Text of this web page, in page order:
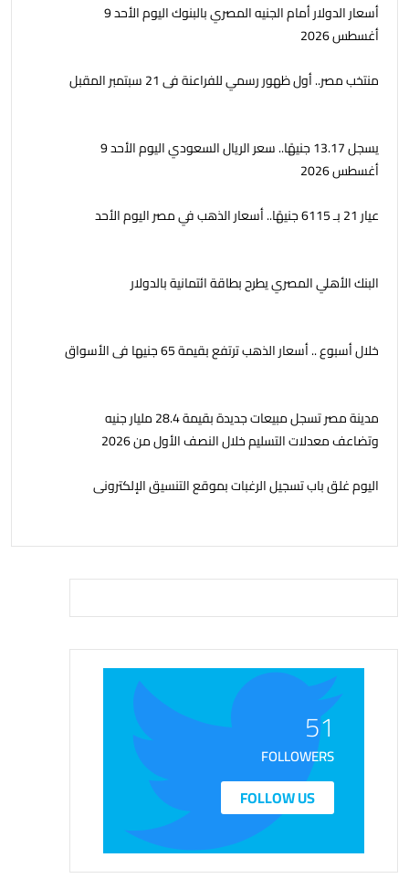
أسعار الدولار أمام الجنيه المصري بالبنوك اليوم الأحد 9
أغسطس 2026
منتخب مصر.. أول ظهور رسمي للفراعنة فى 21 سبتمبر المقبل
يسجل 13.17 جنيهًا.. سعر الريال السعودي اليوم الأحد 9
أغسطس 2026
عيار 21 بـ 6115 جنيهًا.. أسعار الذهب في مصر اليوم الأحد
البنك الأهلي المصري يطرح بطاقة ائتمانية بالدولار
خلال أسبوع .. أسعار الذهب ترتفع بقيمة 65 جنيها فى الأسواق
مدينة مصر تسجل مبيعات جديدة بقيمة 28.4 مليار جنيه
وتضاعف معدلات التسليم خلال النصف الأول من 2026
اليوم غلق باب تسجيل الرغبات بموقع التنسيق الإلكترونى
51
FOLLOWERS
FOLLOW US